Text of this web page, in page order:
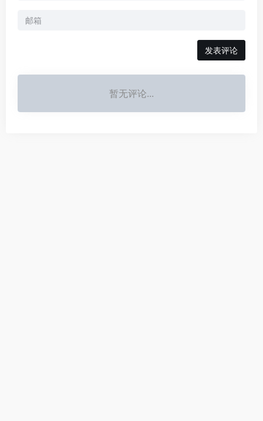
发表评论
暂无评论...